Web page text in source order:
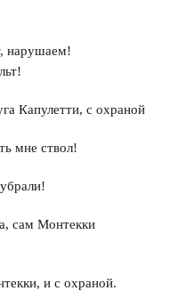
нарушаем!
Капулетти, с охраной
мне ствол!
сам Монтекки
и с охраной.